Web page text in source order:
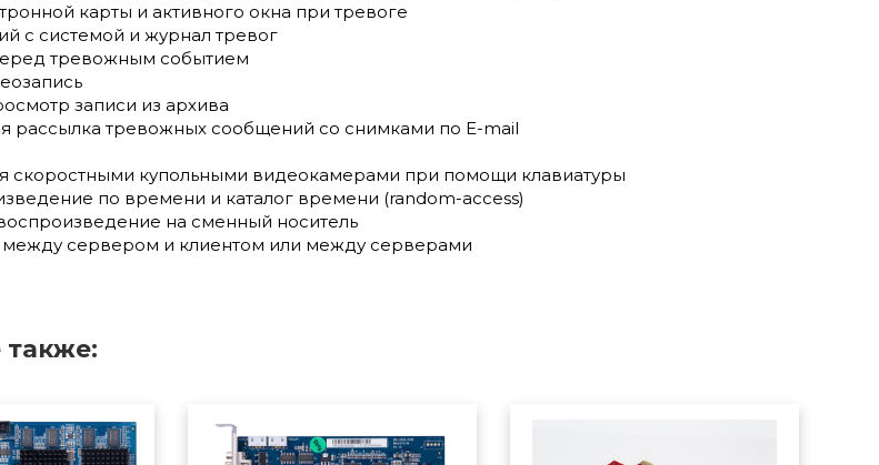
карты и активного окна при тревоге
с системой и журнал тревог
тревожным событием
записи из архива
рассылка тревожных сообщений со снимками по E-mail
скоростными купольными видеокамерами при помощи клавиатуры
по времени и каталог времени (random-access)
на сменный носитель
между сервером и клиентом или между серверами